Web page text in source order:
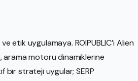
etik uygulamaya. ROIPUBLIC’i Alien
arama motoru dinamiklerine
bir strateji uygular; SERP